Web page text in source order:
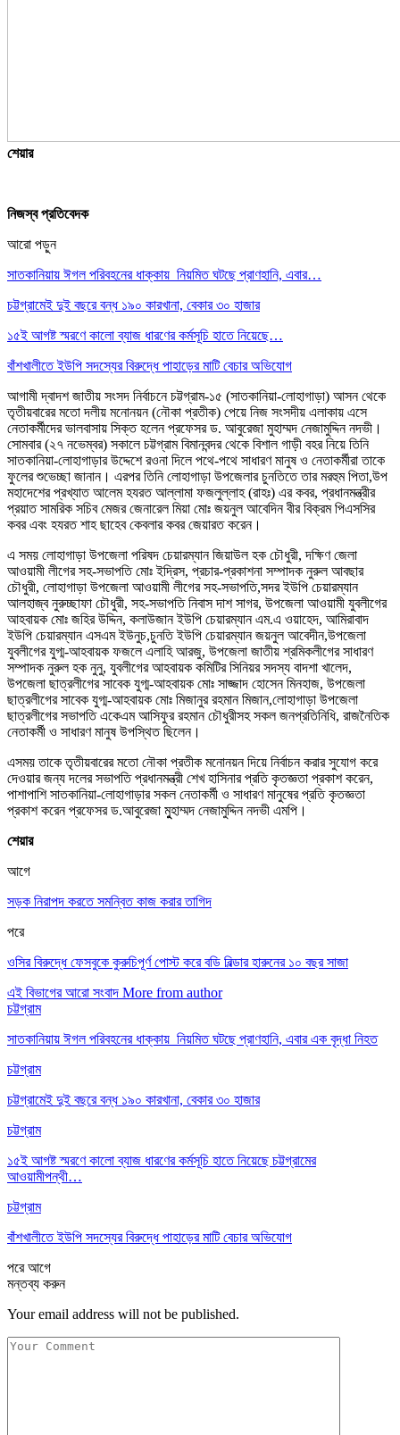
শেয়ার
নিজস্ব প্রতিবেদক
আরো পড়ুন
সাতকানিয়ায় ঈগল পরিবহনের ধাক্কায় নিয়মিত ঘটছে প্রাণহানি, এবার…
চট্টগ্রামেই দুই বছরে বন্ধ ১৯০ কারখানা, বেকার ৩০ হাজার
১৫ই আগষ্ট স্মরণে কালো ব্যাজ ধারণের কর্মসূচি হাতে নিয়েছে…
বাঁশখালীতে ইউপি সদস্যের বিরুদ্ধে পাহাড়ের মাটি বেচার অভিযোগ
আগামী দ্বাদশ জাতীয় সংসদ নির্বাচনে চট্টগ্রাম-১৫ (সাতকানিয়া-লোহাগাড়া) আসন থেকে
তৃতীয়বারের মতো দলীয় মনোনয়ন (নৌকা প্রতীক) পেয়ে নিজ সংসদীয় এলাকায় এসে
নেতাকর্মীদের ভালবাসায় সিক্ত হলেন প্রফেসর ড. আবুরেজা মুহাম্মদ নেজামুদ্দিন নদভী।
সোমবার (২৭ নভেম্বর) সকালে চট্টগ্রাম বিমানবন্দর থেকে বিশাল গাড়ী বহর নিয়ে তিনি
সাতকানিয়া-লোহাগাড়ার উদ্দেশে রওনা দিলে পথে-পথে সাধারণ মানুষ ও নেতাকর্মীরা তাকে
ফুলের শুভেচ্ছা জানান। এরপর তিনি লোহাগাড়া উপজেলার চুনতিতে তার মরহুম পিতা,উপ
মহাদেশের প্রখ্যাত আলেম হযরত আল্লামা ফজলুল্লাহ (রাহঃ) এর কবর, প্রধানমন্ত্রীর
প্রয়াত সামরিক সচিব মেজর জেনারেল মিয়া মোঃ জয়নুল আবেদিন বীর বিক্রম পিএসসির
কবর এবং হযরত শাহ ছাহেব কেবলার কবর জেয়ারত করেন।
এ সময় লোহাগাড়া উপজেলা পরিষদ চেয়ারম্যান জিয়াউল হক চৌধুরী, দক্ষিণ জেলা
আওয়ামী লীগের সহ-সভাপতি মোঃ ইদ্রিস, প্রচার-প্রকাশনা সম্পাদক নুরুল আবছার
চৌধুরী, লোহাগাড়া উপজেলা আওয়ামী লীগের সহ-সভাপতি,সদর ইউপি চেয়ারম্যান
আলহাজ্ব নুরুচ্ছাফা চৌধুরী, সহ-সভাপতি নিবাস দাশ সাগর, উপজেলা আওয়ামী যুবলীগের
আহবায়ক মোঃ জহির উদ্দিন, কলাউজান ইউপি চেয়ারম্যান এম.এ ওয়াহেদ, আমিরাবাদ
ইউপি চেয়ারম্যান এসএম ইউনুচ,চুনতি ইউপি চেয়ারম্যান জয়নুল আবেদীন,উপজেলা
যুবলীগের যুগ্ম-আহবায়ক ফজলে এলাহি আরজু, উপজেলা জাতীয় শ্রমিকলীগের সাধারণ
সম্পাদক নুরুল হক নুনু, যুবলীগের আহবায়ক কমিটির সিনিয়র সদস্য বাদশা খালেদ,
উপজেলা ছাত্রলীগের সাবেক যুগ্ম-আহবায়ক মোঃ সাজ্জাদ হোসেন মিনহাজ, উপজেলা
ছাত্রলীগের সাবেক যুগ্ম-আহবায়ক মোঃ মিজানুর রহমান মিজান,লোহাগাড়া উপজেলা
ছাত্রলীগের সভাপতি একেএম আসিফুর রহমান চৌধুরীসহ সকল জনপ্রতিনিধি, রাজনৈতিক
নেতাকর্মী ও সাধারণ মানুষ উপস্থিত ছিলেন।
এসময় তাকে তৃতীয়বারের মতো নৌকা প্রতীক মনোনয়ন দিয়ে নির্বাচন করার সুযোগ করে
দেওয়ার জন্য দলের সভাপতি প্রধানমন্ত্রী শেখ হাসিনার প্রতি কৃতজ্ঞতা প্রকাশ করেন,
পাশাপাশি সাতকানিয়া-লোহাগাড়ার সকল নেতাকর্মী ও সাধারণ মানুষের প্রতি কৃতজ্ঞতা
প্রকাশ করেন প্রফেসর ড.আবুরেজা মুুহাম্মদ নেজামুদ্দিন নদভী এমপি।
শেয়ার
আগে
সড়ক নিরাপদ করতে সমন্বিত কাজ করার তাগিদ
পরে
ওসির বিরুদ্ধে ফেসবুকে কুরুচিপূর্ণ পোস্ট করে বডি বিল্ডার হারুনের ১০ বছর সাজা
এই বিভাগের আরো সংবাদ More from author
চট্টগ্রাম
সাতকানিয়ায় ঈগল পরিবহনের ধাক্কায় নিয়মিত ঘটছে প্রাণহানি, এবার এক বৃদ্ধা নিহত
চট্টগ্রাম
চট্টগ্রামেই দুই বছরে বন্ধ ১৯০ কারখানা, বেকার ৩০ হাজার
চট্টগ্রাম
১৫ই আগষ্ট স্মরণে কালো ব্যাজ ধারণের কর্মসূচি হাতে নিয়েছে চট্টগ্রামের
আওয়ামীপন্থী…
চট্টগ্রাম
বাঁশখালীতে ইউপি সদস্যের বিরুদ্ধে পাহাড়ের মাটি বেচার অভিযোগ
পরেআগে
মন্তব্য করুন
Your email address will not be published.